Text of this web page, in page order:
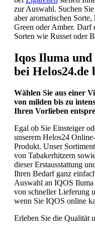
zur Auswahl. Suchen
aber aromatischen
Green oder Amber. Darf
Sorten wie Russet oder
Iqos Iluma und
bei Helos24.de
Wählen Sie aus einer
von milden bis zu
Ihren Vorlieben
Egal ob Sie Einsteiger
unserem Helos24
Produkt. Unser
von Tabakerhitzern
dieser Erstausstattung
Ihren Bedarf ganz
Auswahl an IQOS Iluma
von schneller Lieferung
wenn Sie IQOS online
Erleben Sie die Qualität